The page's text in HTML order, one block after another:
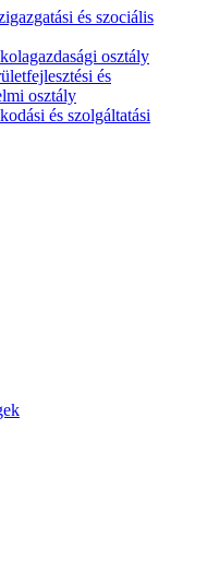
és szociális
osztály
és
osztály
és szolgáltatási